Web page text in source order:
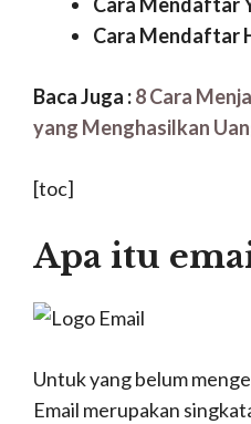
Cara Mendaftar
Baca Juga :8 Cara
yang Menghasilkan
[toc]
Apa itu
Untuk yang belum
Email merupakan